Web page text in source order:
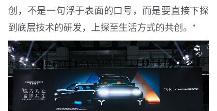
创，不是一句浮于表面的口号，而是要直接下探
到底层技术的研发，上探至生活方式的共创。”